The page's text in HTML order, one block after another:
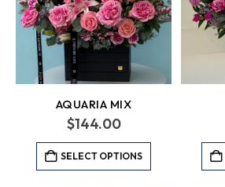
AQUARIA MIX
$144.00
SELECT OPTIONS